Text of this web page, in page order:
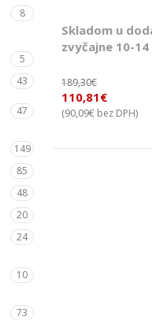
8
5
43
47
149
85
48
20
24
10
73
Skladom u
zvyčajne 10-
189,30€
110,81€
(90,09€ bez DPH)